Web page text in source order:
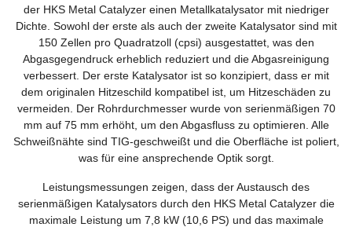
der HKS Metal Catalyzer einen Metallkatalysator mit niedriger
Dichte. Sowohl der erste als auch der zweite Katalysator sind mit
150 Zellen pro Quadratzoll (cpsi) ausgestattet, was den
Abgasgegendruck erheblich reduziert und die Abgasreinigung
verbessert. Der erste Katalysator ist so konzipiert, dass er mit
dem originalen Hitzeschild kompatibel ist, um Hitzeschäden zu
vermeiden. Der Rohrdurchmesser wurde von serienmäßigen 70
mm auf 75 mm erhöht, um den Abgasfluss zu optimieren. Alle
Schweißnähte sind TIG-geschweißt und die Oberfläche ist poliert,
was für eine ansprechende Optik sorgt.
Leistungsmessungen zeigen, dass der Austausch des
serienmäßigen Katalysators durch den HKS Metal Catalyzer die
maximale Leistung um 7,8 kW (10,6 PS) und das maximale